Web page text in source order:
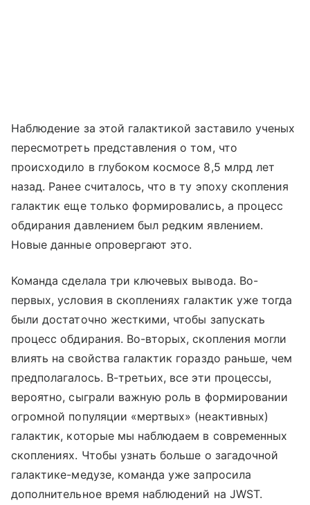
Наблюдение за этой галактикой заставило ученых
пересмотреть представления о том, что
происходило в глубоком космосе 8,5 млрд лет
назад. Ранее считалось, что в ту эпоху скопления
галактик еще только формировались, а процесс
обдирания давлением был редким явлением.
Новые данные опровергают это.
Команда сделала три ключевых вывода. Во-
первых, условия в скоплениях галактик уже тогда
были достаточно жесткими, чтобы запускать
процесс обдирания. Во-вторых, скопления могли
влиять на свойства галактик гораздо раньше, чем
предполагалось. В-третьих, все эти процессы,
вероятно, сыграли важную роль в формировании
огромной популяции «мертвых» (неактивных)
галактик, которые мы наблюдаем в современных
скоплениях. Чтобы узнать больше о загадочной
галактике-медузе, команда уже запросила
дополнительное время наблюдений на JWST.